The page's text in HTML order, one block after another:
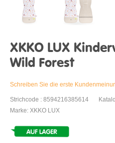
XKKO LUX
Wild Forest
Schreiben Sie die erste
Strichcode : 8594216385614
Marke: XKKO LUX